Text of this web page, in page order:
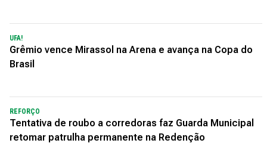
UFA!
Grêmio vence Mirassol na Arena e avança na Copa do
Brasil
REFORÇO
Tentativa de roubo a corredoras faz Guarda Municipal
retomar patrulha permanente na Redenção